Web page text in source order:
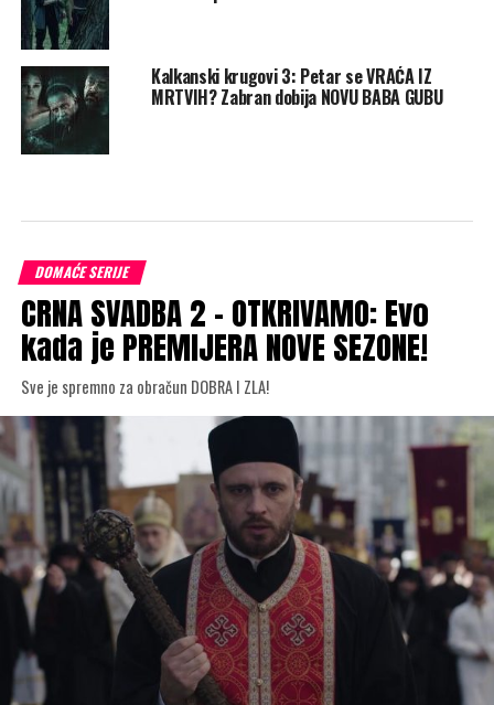
Kalkanski krugovi 3: Petar se VRAĆA IZ
MRTVIH? Zabran dobija NOVU BABA GUBU
DOMAĆE SERIJE
CRNA SVADBA 2 – OTKRIVAMO: Evo
kada je PREMIJERA NOVE SEZONE!
Sve je spremno za obračun DOBRA I ZLA!